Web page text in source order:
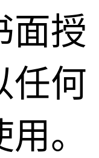
面授
任何
。